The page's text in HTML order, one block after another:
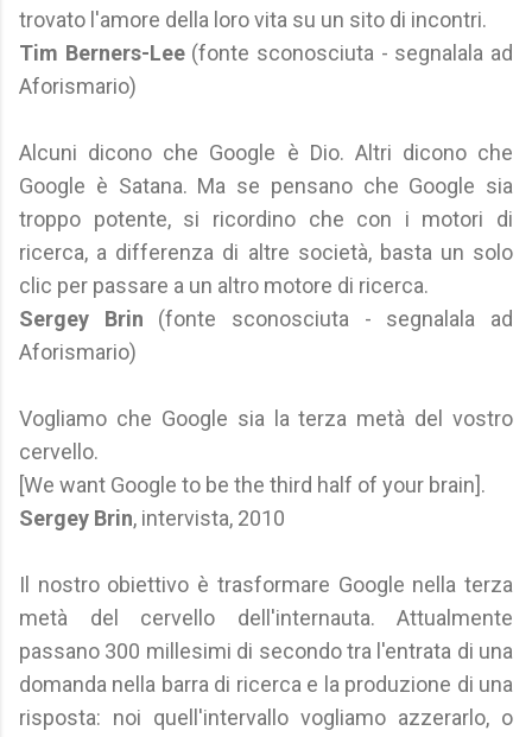
trovato l'amore della loro vita su un sito di incontri.
Tim Berners-Lee (fonte sconosciuta - segnalala ad
Aforismario)
Alcuni dicono che Google è Dio. Altri dicono che
Google è Satana. Ma se pensano che Google sia
troppo potente, si ricordino che con i motori di
ricerca, a differenza di altre società, basta un solo
clic per passare a un altro motore di ricerca.
Sergey Brin
(fonte sconosciuta - segnalala ad
Aforismario)
Vogliamo che Google sia la terza metà del vostro
cervello.
[We want Google to be the third half of your brain].
Sergey Brin, intervista, 2010
Il nostro obiettivo è trasformare Google nella terza
metà del cervello dell'internauta. Attualmente
passano 300 millesimi di secondo tra l'entrata di una
domanda nella barra di ricerca e la produzione di una
risposta: noi quell'intervallo vogliamo azzerarlo, o